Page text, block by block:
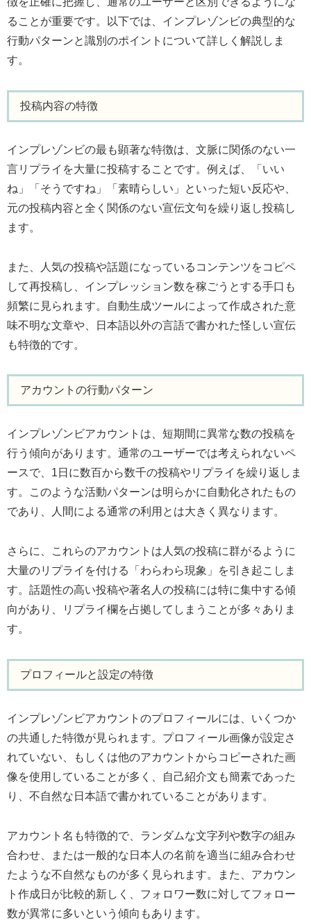
ることが重要です。以下では、インプレゾンビの典型的な
行動パターンと識別のポイントについて詳しく解説しま
す。
投稿内容の特徴
インプレゾンビの最も顕著な特徴は、文脈に関係のない一
言リプライを大量に投稿することです。例えば、「いい
ね」「そうですね」「素晴らしい」といった短い反応や、
元の投稿内容と全く関係のない宣伝文句を繰り返し投稿し
ます。
また、人気の投稿や話題になっているコンテンツをコピペ
して再投稿し、インプレッション数を稼ごうとする手口も
頻繁に見られます。自動生成ツールによって作成された意
味不明な文章や、日本語以外の言語で書かれた怪しい宣伝
も特徴的です。
アカウントの行動パターン
インプレゾンビアカウントは、短期間に異常な数の投稿を
行う傾向があります。通常のユーザーでは考えられないペ
ースで、1日に数百から数千の投稿やリプライを繰り返しま
す。このような活動パターンは明らかに自動化されたもの
であり、人間による通常の利用とは大きく異なります。
さらに、これらのアカウントは人気の投稿に群がるように
大量のリプライを付ける「わらわら現象」を引き起こしま
す。話題性の高い投稿や著名人の投稿には特に集中する傾
向があり、リプライ欄を占拠してしまうことが多々ありま
す。
プロフィールと設定の特徴
インプレゾンビアカウントのプロフィールには、いくつか
の共通した特徴が見られます。プロフィール画像が設定さ
れていない、もしくは他のアカウントからコピーされた画
像を使用していることが多く、自己紹介文も簡素であった
り、不自然な日本語で書かれていることがあります。
アカウント名も特徴的で、ランダムな文字列や数字の組み
合わせ、または一般的な日本人の名前を適当に組み合わせ
たような不自然なものが多く見られます。また、アカウン
ト作成日が比較的新しく、フォロワー数に対してフォロー
数が異常に多いという傾向もあります。